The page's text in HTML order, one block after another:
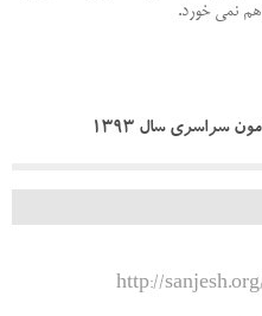
هم نمی خورد.
سراسري سال 1393
http://